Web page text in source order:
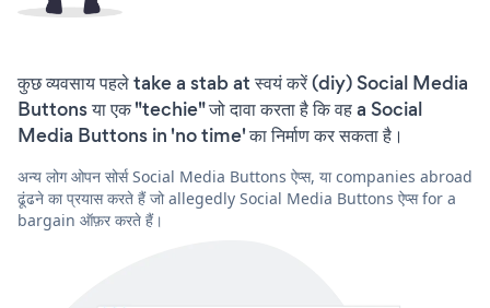
कुछ व्यवसाय पहले take a stab at स्वयं करें (diy) Social Media
Buttons या एक "techie" जो दावा करता है कि वह a Social
Media Buttons in 'no time' का निर्माण कर सकता है।
अन्य लोग ओपन सोर्स Social Media Buttons ऐप्स, या companies abroad
ढूंढने का प्रयास करते हैं जो allegedly Social Media Buttons ऐप्स for a
bargain ऑफ़र करते हैं।